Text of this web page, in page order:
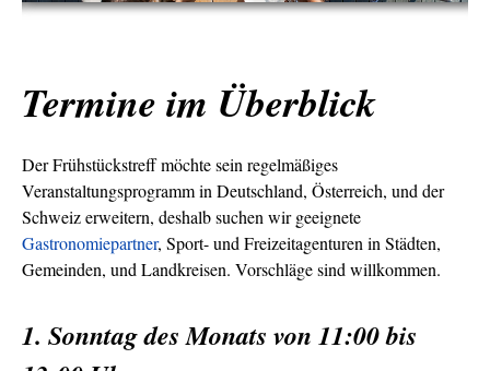
Termine im Überblick
Der Frühstückstreff möchte sein regelmäßiges
Veranstaltungsprogramm in Deutschland, Österreich, und der
Schweiz erweitern, deshalb suchen wir geeignete
Gastronomiepartner, Sport- und Freizeitagenturen in Städten,
Gemeinden, und Landkreisen. Vorschläge sind willkommen.
1. Sonntag des Monats von 11:00 bis